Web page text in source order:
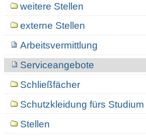
weitere Stellen
externe Stellen
Arbeitsvermittlung
Serviceangebote
Schließfächer
Schutzkleidung fürs Studium
Stellen